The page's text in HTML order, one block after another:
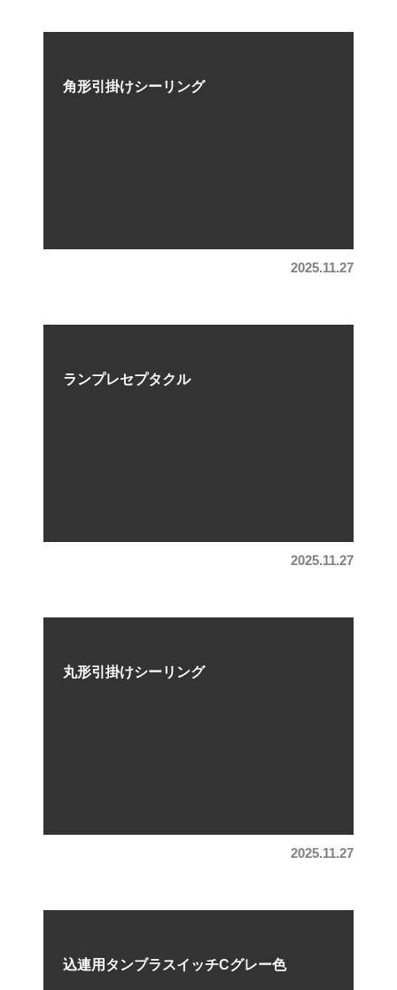
1,962円/kg(税込)
角形引掛けシーリング
2025.11.27
ランプレセプタクル
2025.11.27
丸形引掛けシーリング
2025.11.27
込連用タンブラスイッチCグレー色